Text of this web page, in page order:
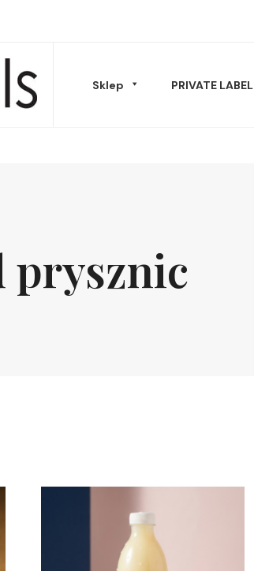
Sklep
Perfumy
PRIVATE LABEL
prysznic